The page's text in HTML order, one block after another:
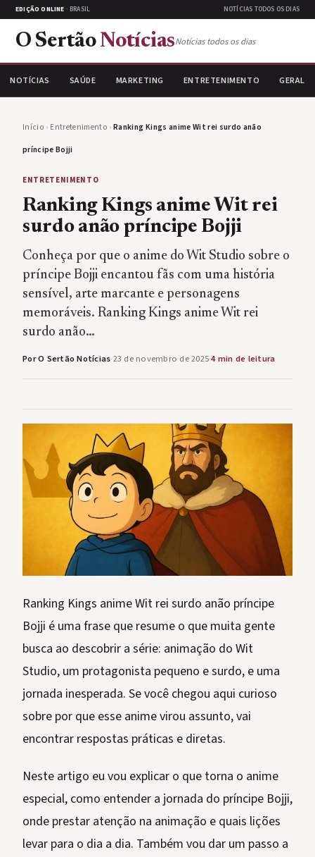
EDIÇÃO ONLINE · BRASIL NOTÍCIAS TODOS OS DIAS
O Sertão NotíciasNotícias todos os dias
NOTÍCIAS SAÚDE MARKETING ENTRETENIMENTO GERAL
Início › Entretenimento ›Ranking Kings anime Wit rei surdo anão
príncipe Bojji
ENTRETENIMENTO
Ranking Kings anime Wit rei
surdo anão príncipe Bojji
Conheça por que o anime do Wit Studio sobre o
príncipe Bojji encantou fãs com uma história
sensível, arte marcante e personagens
memoráveis. Ranking Kings anime Wit rei
surdo anão…
Por O Sertão Notícias·23 de novembro de 2025·4 min de leitura
Ranking Kings anime Wit rei surdo anão príncipe
Bojji é uma frase que resume o que muita gente
busca ao descobrir a série: animação do Wit
Studio, um protagonista pequeno e surdo, e uma
jornada inesperada. Se você chegou aqui curioso
sobre por que esse anime virou assunto, vai
encontrar respostas práticas e diretas.
Neste artigo eu vou explicar o que torna o anime
especial, como entender a jornada do príncipe Bojji,
onde prestar atenção na animação e quais lições
levar para o dia a dia. Também vou dar um passo a